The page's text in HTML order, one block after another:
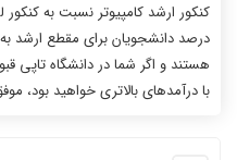
درصد دانشجویان برای مقطع ارشد
هستند و اگر شما در دانشگاه تاپی
با درآمدهای بالاتری خواهید بود،